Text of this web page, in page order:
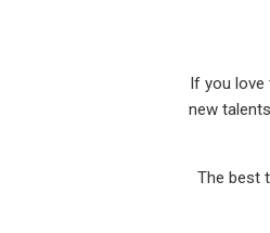
If you love
new
The best